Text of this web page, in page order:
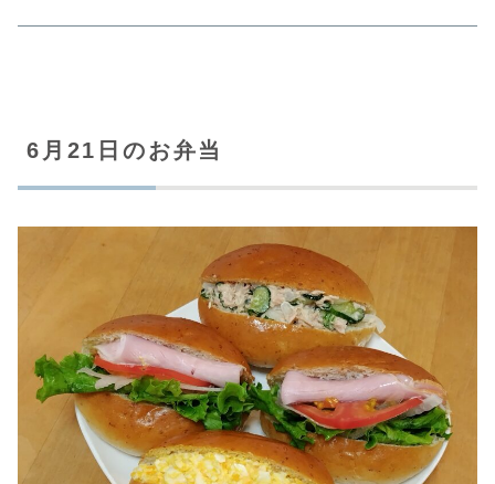
6月21日のお弁当